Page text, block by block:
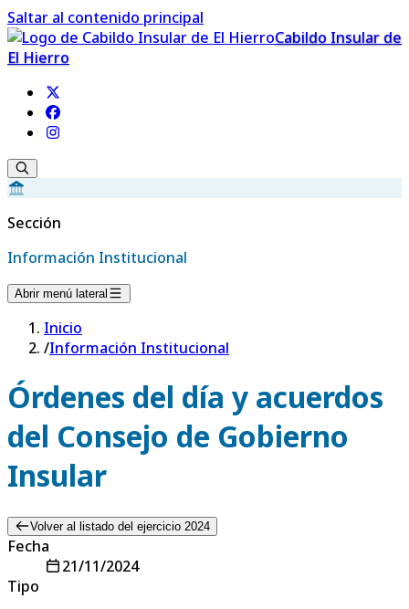
Saltar al contenido principal
Cabildo Insular de
El Hierro
Sección
Información Institucional
Abrir menú lateral
Inicio
/Información Institucional
Órdenes del día y acuerdos
del Consejo de Gobierno
Insular
Volver al listado del ejercicio 2024
Fecha
21/11/2024
Tipo